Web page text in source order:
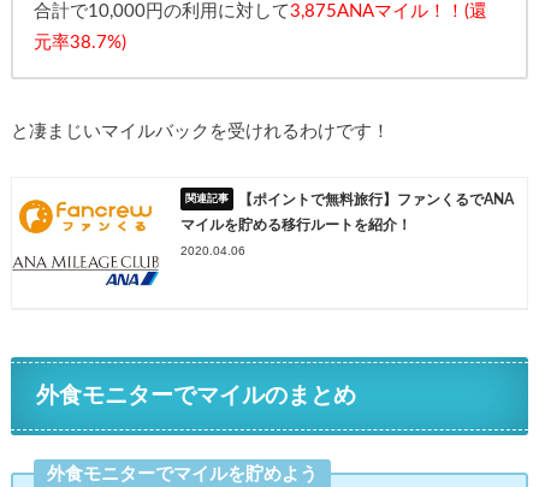
合計で10,000円の利用に対して3,875ANAマイル！！(還
元率38.7%)
と凄まじいマイルバックを受けれるわけです！
【ポイントで無料旅行】ファンくるでANA
マイルを貯める移行ルートを紹介！
2020.04.06
外食モニターでマイルのまとめ
外食モニターでマイルを貯めよう